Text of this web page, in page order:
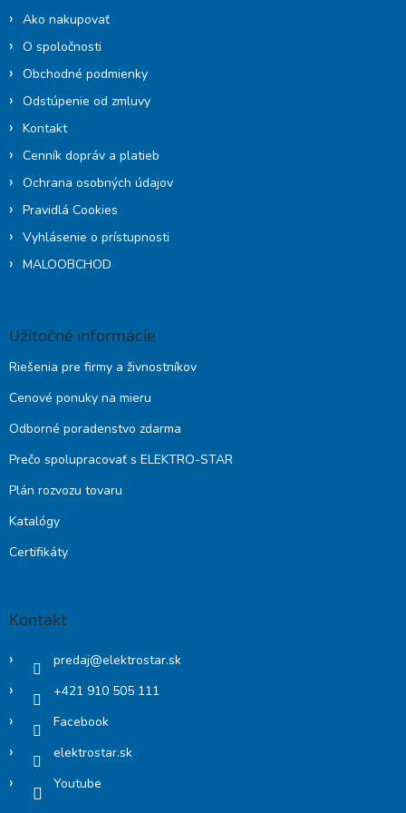
Ako nakupovať
O spoločnosti
Obchodné podmienky
Odstúpenie od zmluvy
Kontakt
Cenník dopráv a platieb
Ochrana osobných údajov
Pravidlá Cookies
Vyhlásenie o prístupnosti
MALOOBCHOD
Užitočné informácie
Riešenia pre firmy a živnostníkov
Cenové ponuky na mieru
Odborné poradenstvo zdarma
Prečo spolupracovať s ELEKTRO-STAR
Plán rozvozu tovaru
Katalógy
Certifikáty
Kontakt
predaj@elektrostar.sk
+421 910 505 111
Facebook
elektrostar.sk
Youtube